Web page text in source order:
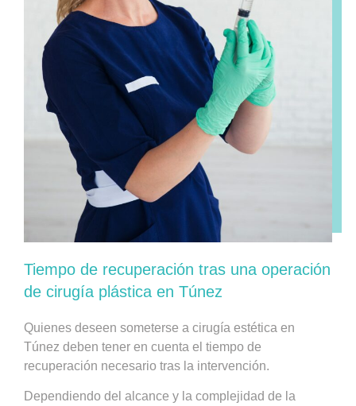
Tiempo de recuperación tras una operación
de cirugía plástica en Túnez
Quienes deseen someterse a cirugía estética en
Túnez deben tener en cuenta el tiempo de
recuperación necesario tras la intervención.
Dependiendo del alcance y la complejidad de la